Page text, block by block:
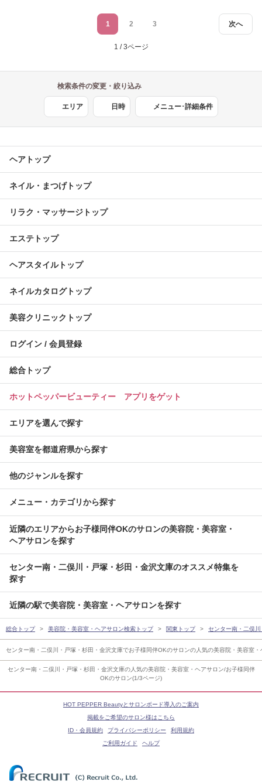
センター南・二俣川・戸塚・杉田・金沢文庫の人気の美容院・美容室・ヘアサロン/お子様同伴
OKのサロン(1/3ページ)
次へ
1 2 3
1 / 3ページ
検索条件の変更・絞り込み
エリア 日時 メニュー･詳細条件
ヘアトップ
ネイル・まつげトップ
リラク・マッサージトップ
エステトップ
ヘアスタイルトップ
ネイルカタログトップ
美容クリニックトップ
ログイン / 会員登録
総合トップ
ホットペッパービューティー アプリをゲット
エリアを選んで探す
美容室を都道府県から探す
他のジャンルを探す
メニュー・カテゴリから探す
近隣のエリアからお子様同伴OKのサロンの美容院・美容室・
ヘアサロンを探す
センター南・二俣川・戸塚・杉田・金沢文庫のオススメ特集を
探す
近隣の駅で美容院・美容室・ヘアサロンを探す
総合トップ 美容院・美容室・ヘアサロン検索トップ 関東トップ センター南・二俣
センター南・二俣川・戸塚・杉田・金沢文庫でお子様同伴OKのサロンの人気の美容院・美容室
HOT PEPPER Beautyとサロンボード導入のご案内
掲載をご希望のサロン様はこちら
ID・会員規約
プライバシーポリシー
利用規約
ご利用ガイド
ヘルプ